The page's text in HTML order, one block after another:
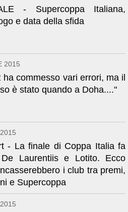
- Supercoppa Italiana,
e data della sfida
2015
ha commesso vari errori, ma il
è stato quando a Doha...."
- La finale di Coppa Italia fa
Laurentiis e Lotito. Ecco
i club tra premi,
e Supercoppa